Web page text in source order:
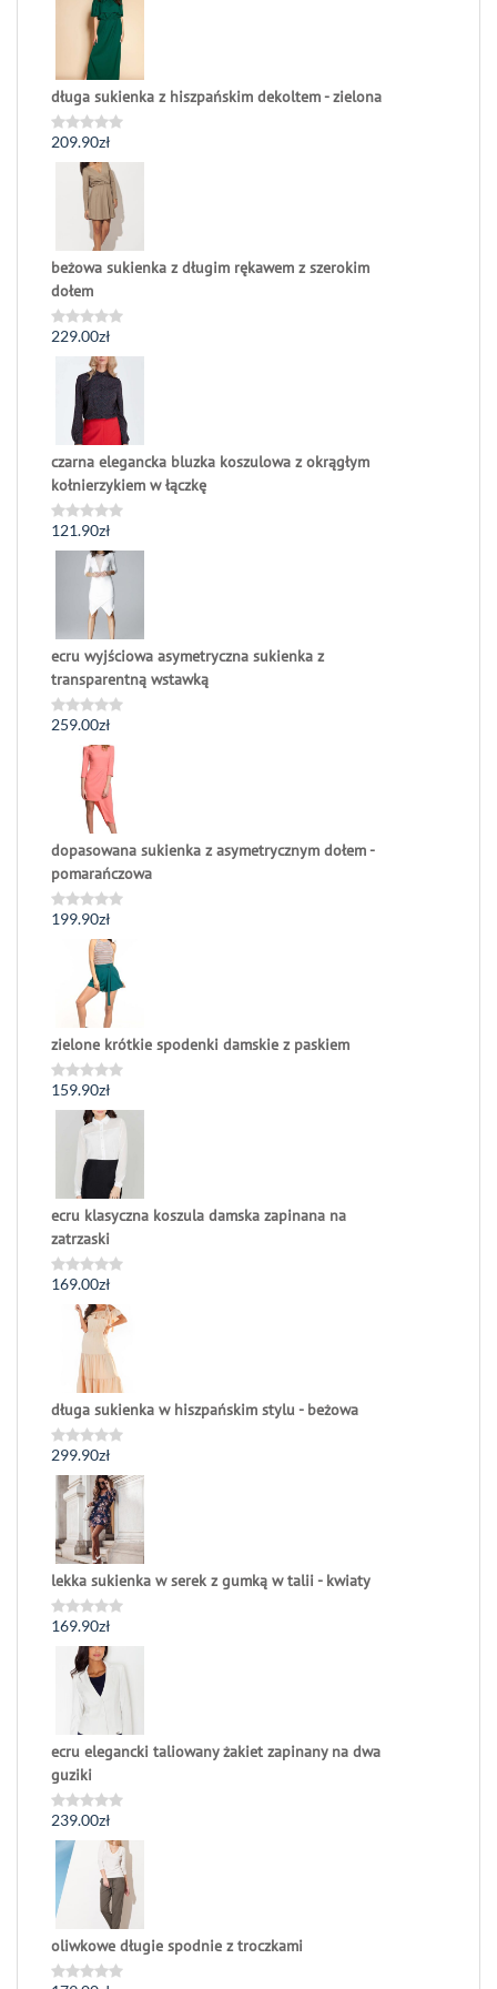
długa sukienka z hiszpańskim dekoltem - zielona
Oceniono
209.90zł
beżowa sukienka z długim rękawem z szerokim
dołem
Oceniono
229.00zł
czarna elegancka bluzka koszulowa z okrągłym
kołnierzykiem w łączkę
Oceniono
0
121.90zł
ecru wyjściowa asymetryczna sukienka z
transparentną wstawką
Oceniono
259.00zł
dopasowana sukienka z asymetrycznym dołem -
pomarańczowa
Oceniono
199.90zł
zielone krótkie spodenki damskie z paskiem
Oceniono
0
159.90zł
ecru klasyczna koszula damska zapinana na
zatrzaski
Oceniono
169.00zł
długa sukienka w hiszpańskim stylu - beżowa
Oceniono
0
na
5
299.90zł
lekka sukienka w serek z gumką w talii - kwiaty
Oceniono
169.90zł
ecru elegancki taliowany żakiet zapinany na dwa
guziki
Oceniono
0
na
239.00zł
oliwkowe długie spodnie z troczkami